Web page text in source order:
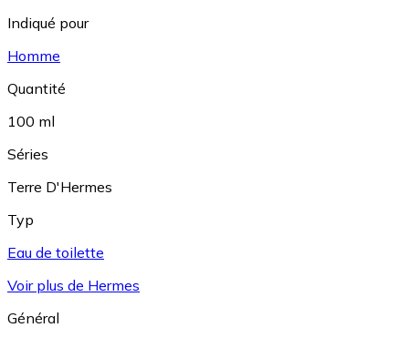
Indiqué pour
Homme
Quantité
100 ml
Séries
Terre D'Hermes
Typ
Eau de toilette
Voir plus de Hermes
Général